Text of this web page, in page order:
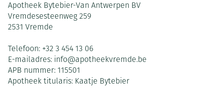
Apotheek Bytebier-Van Antwerpen BV
Vremdesesteenweg 259
2531 Vremde
Telefoon: +32 3 454 13 06
E-mailadres: info@apotheekvremde.be
APB nummer: 115501
Apotheek titularis: Kaatje Bytebier